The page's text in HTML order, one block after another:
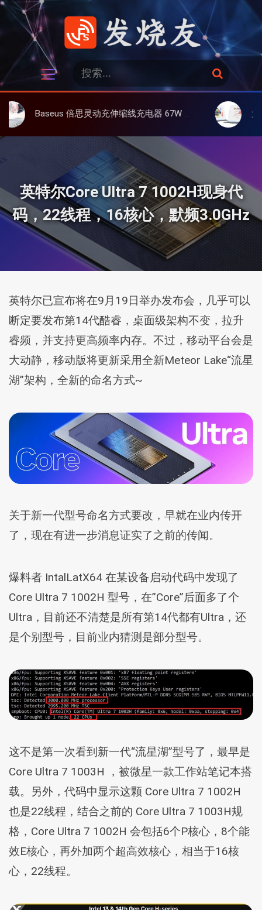
跳
发烧友
：
搜
索
倍思灵动充伸缩线充电器 67W 3C，超耐用可伸缩线、氮化镓、3C多设备同时充 大上 Paperlike
英特尔Core Ultra 7 1002H现身代
码，22线程，16核心，默频3.0GHz
英特尔已宣布将在9月19日举办发布会，几乎可以
断定要发布第14代酷睿，桌面级架构不变，拉升
睿频，并支持更高频率内存。不过，移动平台会是
大动静，移动版将更新采用全新Meteor Lake“流星
湖”架构，全新的命名方式~
关于新一代型号命名方式要改，早就在业内传开
了，现在有进一步消息证实了之前的传闻。
爆料者 IntalLatX64 在某设备启动代码中发现了
Core Ultra 7 1002H 型号，在”Core”后面多了个
Ultra，目前还不清楚是所有第14代都有Ultra，还
是个别型号，目前业内猜测是部分型号。
这不是第一次看到新一代“流星湖”型号了，最早是
Core Ultra 7 1003H ，被微星一款工作站笔记本搭
载。另外，代码中显示这颗 Core Ultra 7 1002H
也是22线程，结合之前的 Core Ultra 7 1003H规
格，Core Ultra 7 1002H 会包括6个P核心，8个能
效E核心，再外加两个超高效核心，相当于16核
心，22线程。